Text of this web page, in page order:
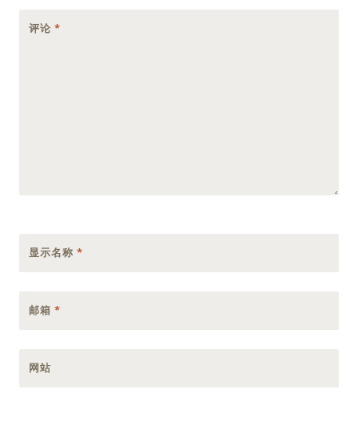
评论 *
显示名称 *
邮箱 *
网站